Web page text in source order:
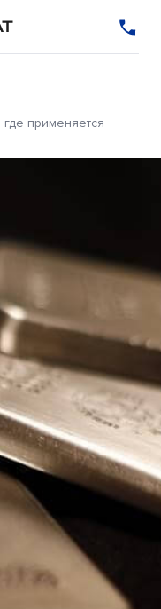
применяется